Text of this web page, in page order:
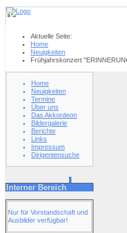
Aktuelle Seite:
Home
Neuigkeiten
Frühjahrskonzert
Home
Neuigkeiten
Termine
Über uns
Das Akkordeon
Bildergalerie
Berichte
Links
Impressum
Dirigentensuche
Interner Bereich
Nur für Vorstandschaft und
Ausbilder verfügbar!